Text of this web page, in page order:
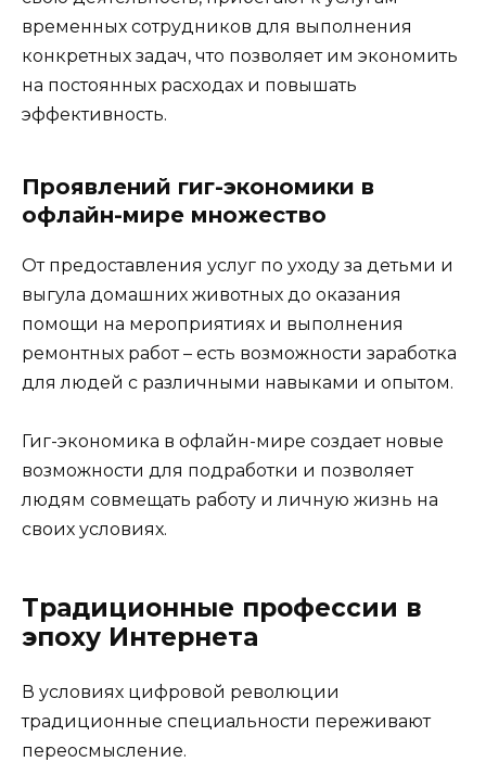
временных сотрудников для выполнения
конкретных задач, что позволяет им экономить
на постоянных расходах и повышать
эффективность.
Проявлений гиг-экономики в
офлайн-мире множество
От предоставления услуг по уходу за детьми и
выгула домашних животных до оказания
помощи на мероприятиях и выполнения
ремонтных работ – есть возможности заработка
для людей с различными навыками и опытом.
Гиг-экономика в офлайн-мире создает новые
возможности для подработки и позволяет
людям совмещать работу и личную жизнь на
своих условиях.
Традиционные профессии в
эпоху Интернета
В условиях цифровой революции
традиционные специальности переживают
переосмысление.